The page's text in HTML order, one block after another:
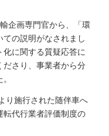
企画専門官から、「環
の説明がなされまし
に関する質疑応答に
ださり、事業者から分
り施行された随伴車へ
転代行業者評価制度の